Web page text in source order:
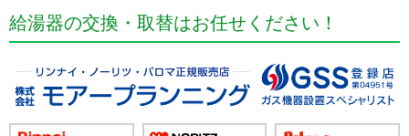
給湯器の交換・取替はお任せください！